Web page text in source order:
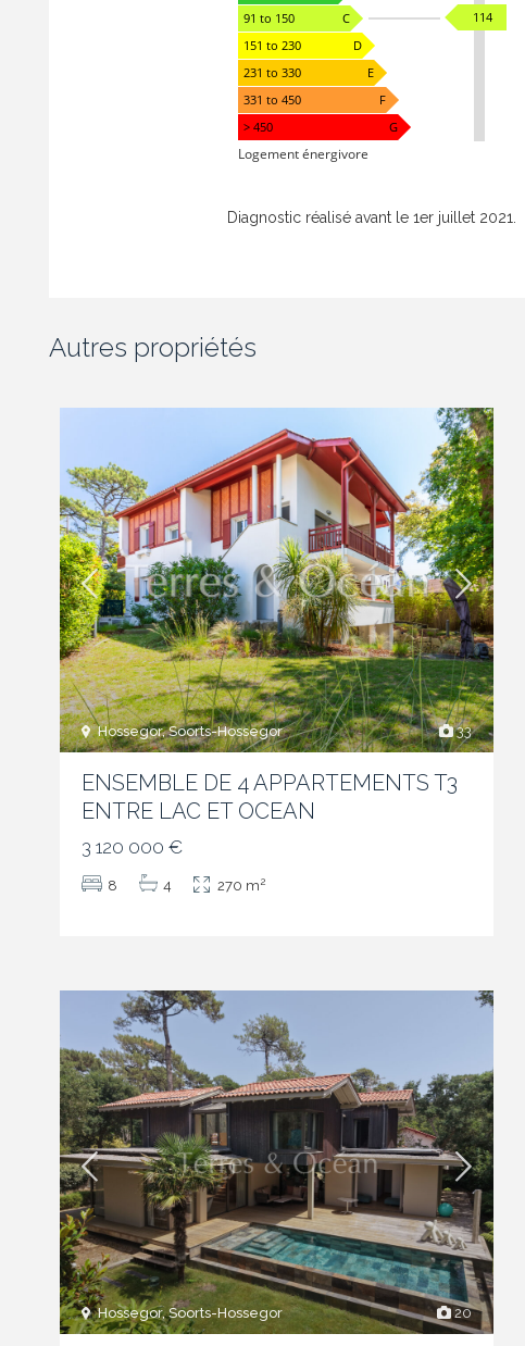
91 to 150
C
151 to 230
D
231 to 330
E
331 to 450
F
> 450
G
114
Logement énergivore
Diagnostic réalisé avant le 1er juillet 2021.
Autres propriétés
33
Hossegor, Soorts-Hossegor
ENSEMBLE DE 4 APPARTEMENTS T3
ENTRE LAC ET OCEAN
3 120 000 €
8 4 270 m2
20
Hossegor, Soorts-Hossegor